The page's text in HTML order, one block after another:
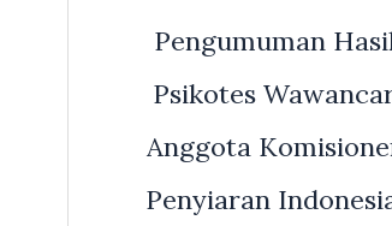
Pengumuman
Psikotes
Anggota
Penyiaran